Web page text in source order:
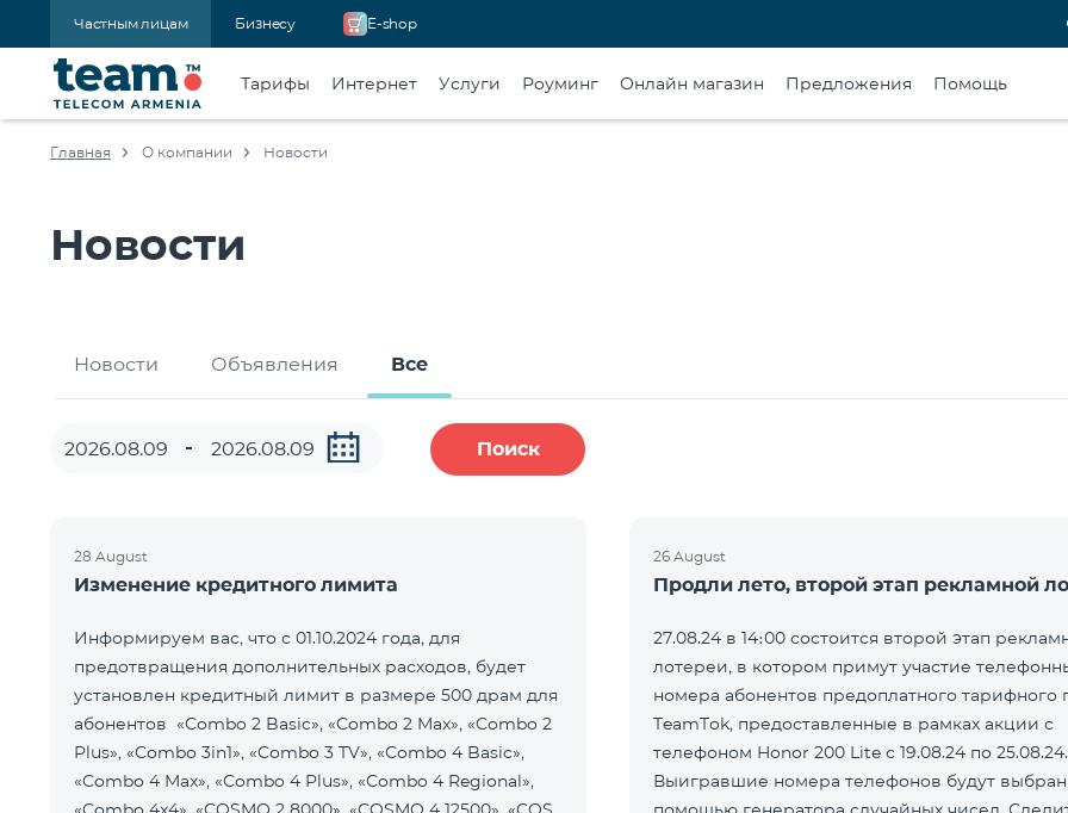
Частным лицам Бизнесу E-shop
Тарифы Интернет Услуги Роуминг Онлайн магазин Предложения Помощь
Главная О компании Новости
Новости
Новости Объявления Все
Поиск
28 August
Изменение кредитного лимита
Информируем вас, что с 01.10.2024 года, для
предотвращения дополнительных расходов, будет
установлен кредитный лимит в размере 500 драм для
абонентов «Combo 2 Basic», «Combo 2 Max», «Combo 2
Plus», «Combo 3in1», «Combo 3 TV», «Combo 4 Basic»,
«Combo 4 Max», «Combo 4 Plus», «Combo 4 Regional»,
26 August
Продли лето, второй этап рекламной
27.08.24 в 14։00 состоится второй этап
лотереи, в котором примут участие
номера абонентов предоплатного тарифного
TeamTok, предоставленные в рамках акции с
телефоном Honor 200 Lite с 19.08.24 по 25.08.24.
Выигравшие номера телефонов будут